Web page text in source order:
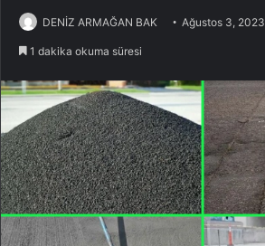
DENİZ ARMAĞAN BAK Ağustos 3, 2023
1 dakika okuma süresi